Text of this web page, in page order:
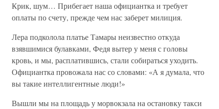
Крик, шум… Прибегает наша официантка и требует
оплаты по счету, прежде чем нас заберет милиция.
Лера подколола платье Тамары неизвестно откуда
взявшимися булавками, Федя вытер у меня с головы
кровь, и мы, расплатившись, стали собираться уходить.
Официантка провожала нас со словами: «А я думала, что
вы такие интеллигентные люди!»
Вышли мы на площадь у морвокзала на остановку такси